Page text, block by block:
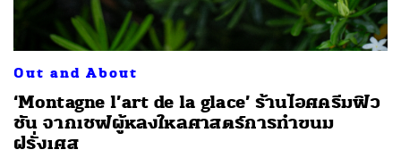
Out and About
‘Montagne l’art de la glace’ ร้านไอศครีมฟิว
ชัน จากเชฟผู้หลงใหลศาสตร์การทำขนม
ฝรั่งเศส